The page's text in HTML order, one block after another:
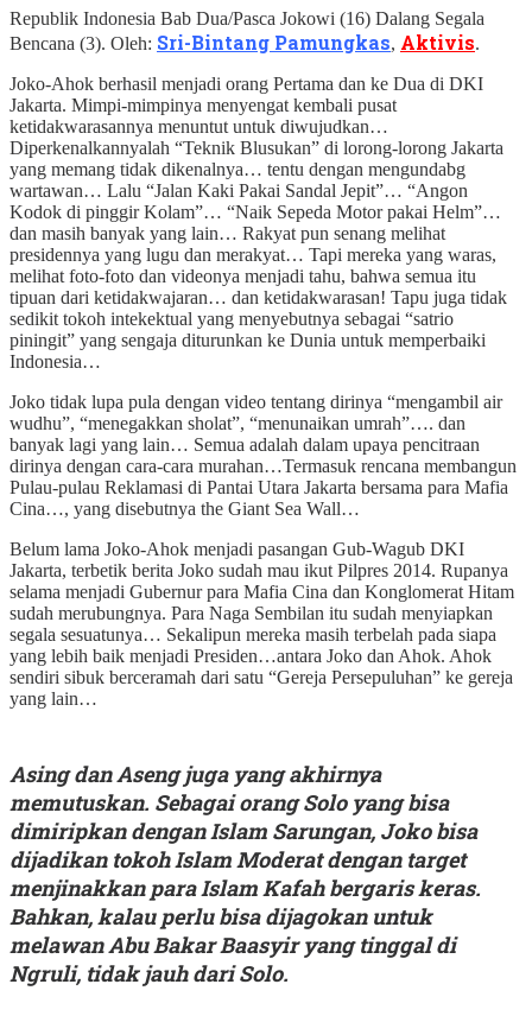
Republik Indonesia Bab Dua/Pasca Jokowi (16) Dalang Segala
Bencana (3). Oleh: Sri-Bintang Pamungkas, Aktivis.
Joko-Ahok berhasil menjadi orang Pertama dan ke Dua di DKI
Jakarta. Mimpi-mimpinya menyengat kembali pusat
ketidakwarasannya menuntut untuk diwujudkan…
Diperkenalkannyalah “Teknik Blusukan” di lorong-lorong Jakarta
yang memang tidak dikenalnya… tentu dengan mengundabg
wartawan… Lalu “Jalan Kaki Pakai Sandal Jepit”… “Angon
Kodok di pinggir Kolam”… “Naik Sepeda Motor pakai Helm”…
dan masih banyak yang lain… Rakyat pun senang melihat
presidennya yang lugu dan merakyat… Tapi mereka yang waras,
melihat foto-foto dan videonya menjadi tahu, bahwa semua itu
tipuan dari ketidakwajaran… dan ketidakwarasan! Tapu juga tidak
sedikit tokoh intekektual yang menyebutnya sebagai “satrio
piningit” yang sengaja diturunkan ke Dunia untuk memperbaiki
Indonesia…
Joko tidak lupa pula dengan video tentang dirinya “mengambil air
wudhu”, “menegakkan sholat”, “menunaikan umrah”…. dan
banyak lagi yang lain… Semua adalah dalam upaya pencitraan
dirinya dengan cara-cara murahan…Termasuk rencana membangun
Pulau-pulau Reklamasi di Pantai Utara Jakarta bersama para Mafia
Cina…, yang disebutnya the Giant Sea Wall…
Belum lama Joko-Ahok menjadi pasangan Gub-Wagub DKI
Jakarta, terbetik berita Joko sudah mau ikut Pilpres 2014. Rupanya
selama menjadi Gubernur para Mafia Cina dan Konglomerat Hitam
sudah merubungnya. Para Naga Sembilan itu sudah menyiapkan
segala sesuatunya… Sekalipun mereka masih terbelah pada siapa
yang lebih baik menjadi Presiden…antara Joko dan Ahok. Ahok
sendiri sibuk berceramah dari satu “Gereja Persepuluhan” ke gereja
yang lain…
Asing dan Aseng juga yang akhirnya
memutuskan. Sebagai orang Solo yang bisa
dimiripkan dengan Islam Sarungan, Joko bisa
dijadikan tokoh Islam Moderat dengan target
menjinakkan para Islam Kafah bergaris keras.
Bahkan, kalau perlu bisa dijagokan untuk
melawan Abu Bakar Baasyir yang tinggal di
Ngruli, tidak jauh dari Solo.